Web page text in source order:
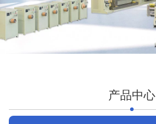
产品中心